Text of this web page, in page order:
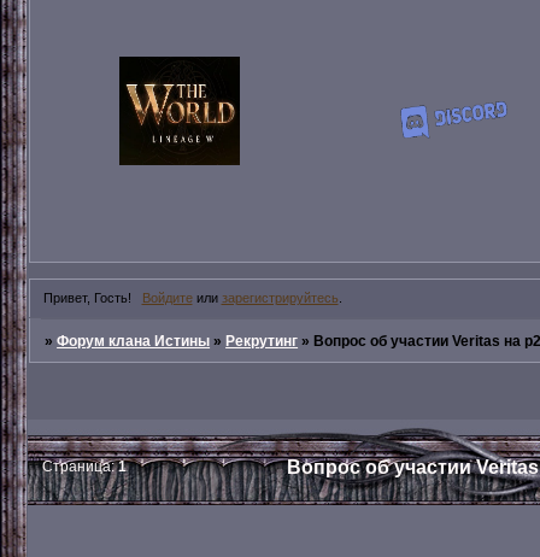
Привет, Гость! Войдитеили зарегистрируйтесь
»Форум клана Истины »Рекрутинг »Вопрос об участии Veritas на
Вопрос об участии
Страница:1